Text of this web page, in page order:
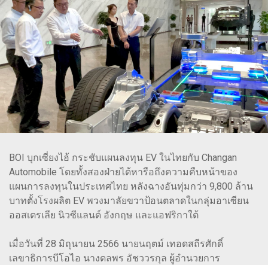
BOI บุกเซี่ยงไฮ้ กระชับแผนลงทุน EV ในไทยกับ Changan
Automobile โดยทั้งสองฝ่ายได้หารือถึงความคืบหน้าของ
แผนการลงทุนในประเทศไทย หลังฉางอันทุ่มกว่า 9,800 ล้าน
บาทตั้งโรงผลิต EV พวงมาลัยขวาป้อนตลาดในกลุ่มอาเซียน
ออสเตรเลีย นิวซีแลนด์ อังกฤษ และแอฟริกาใต้
เมื่อวันที่ 28 มิถุนายน 2566 นายนฤตม์ เทอดสถีรศักดิ์
เลขาธิการบีโอไอ นางดลพร อัชววรกุล ผู้อำนวยการ